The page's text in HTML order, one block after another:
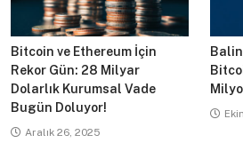
Bitcoin ve Ethereum İçin
Rekor Gün: 28 Milyar
Dolarlık Kurumsal Vade
Bugün Doluyor!
Aralık 26, 2025